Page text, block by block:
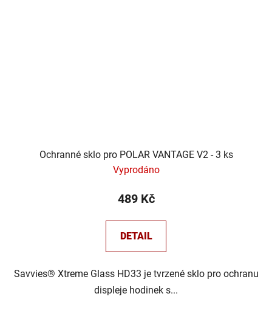
Ochranné sklo pro POLAR VANTAGE V2 - 3 ks
Vyprodáno
489 Kč
DETAIL
Savvies® Xtreme Glass HD33 je tvrzené sklo pro ochranu
displeje hodinek s...